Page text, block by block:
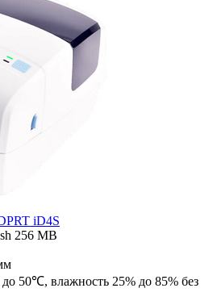
iD4S
256 MB
50℃, влажность 25% до 85% без